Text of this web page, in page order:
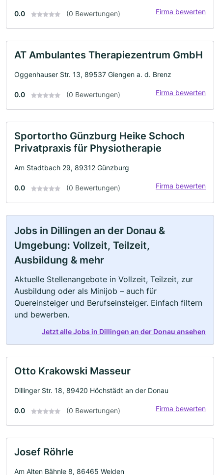
0.0 (0 Bewertungen) Firma bewerten
AT Ambulantes Therapiezentrum GmbH
Oggenhauser Str. 13, 89537 Giengen a. d. Brenz
0.0 (0 Bewertungen) Firma bewerten
Sportortho Günzburg Heike Schoch
Privatpraxis für Physiotherapie
Am Stadtbach 29, 89312 Günzburg
0.0 (0 Bewertungen) Firma bewerten
Jobs in Dillingen an der Donau &
Umgebung: Vollzeit, Teilzeit,
Ausbildung & mehr
Aktuelle Stellenangebote in Vollzeit, Teilzeit, zur
Ausbildung oder als Minijob – auch für
Quereinsteiger und Berufseinsteiger. Einfach filtern
und bewerben.
Jetzt alle Jobs in Dillingen an der Donau ansehen
Otto Krakowski Masseur
Dillinger Str. 18, 89420 Höchstädt an der Donau
0.0 (0 Bewertungen) Firma bewerten
Josef Röhrle
Am Alten Bähnle 8, 86465 Welden